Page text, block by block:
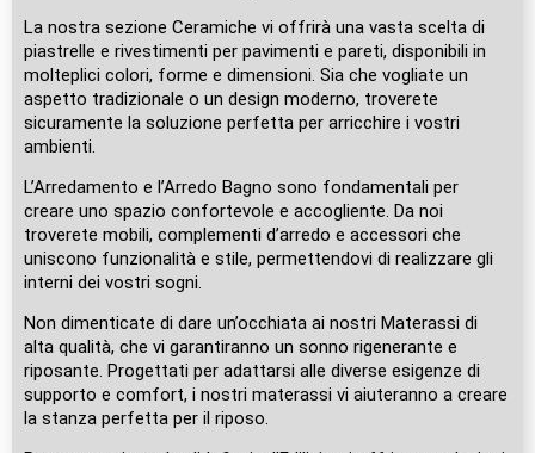
La nostra sezione Ceramiche vi offrirà una vasta scelta di
piastrelle e rivestimenti per pavimenti e pareti, disponibili in
molteplici colori, forme e dimensioni. Sia che vogliate un
aspetto tradizionale o un design moderno, troverete
sicuramente la soluzione perfetta per arricchire i vostri
ambienti.
L’Arredamento e l’Arredo Bagno sono fondamentali per
creare uno spazio confortevole e accogliente. Da noi
troverete mobili, complementi d’arredo e accessori che
uniscono funzionalità e stile, permettendovi di realizzare gli
interni dei vostri sogni.
Non dimenticate di dare un’occhiata ai nostri Materassi di
alta qualità, che vi garantiranno un sonno rigenerante e
riposante. Progettati per adattarsi alle diverse esigenze di
supporto e comfort, i nostri materassi vi aiuteranno a creare
la stanza perfetta per il riposo.